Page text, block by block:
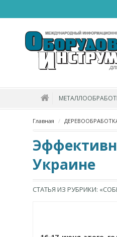
Главная
Украине
СТАТЬЯ ИЗ РУБРИКИ: